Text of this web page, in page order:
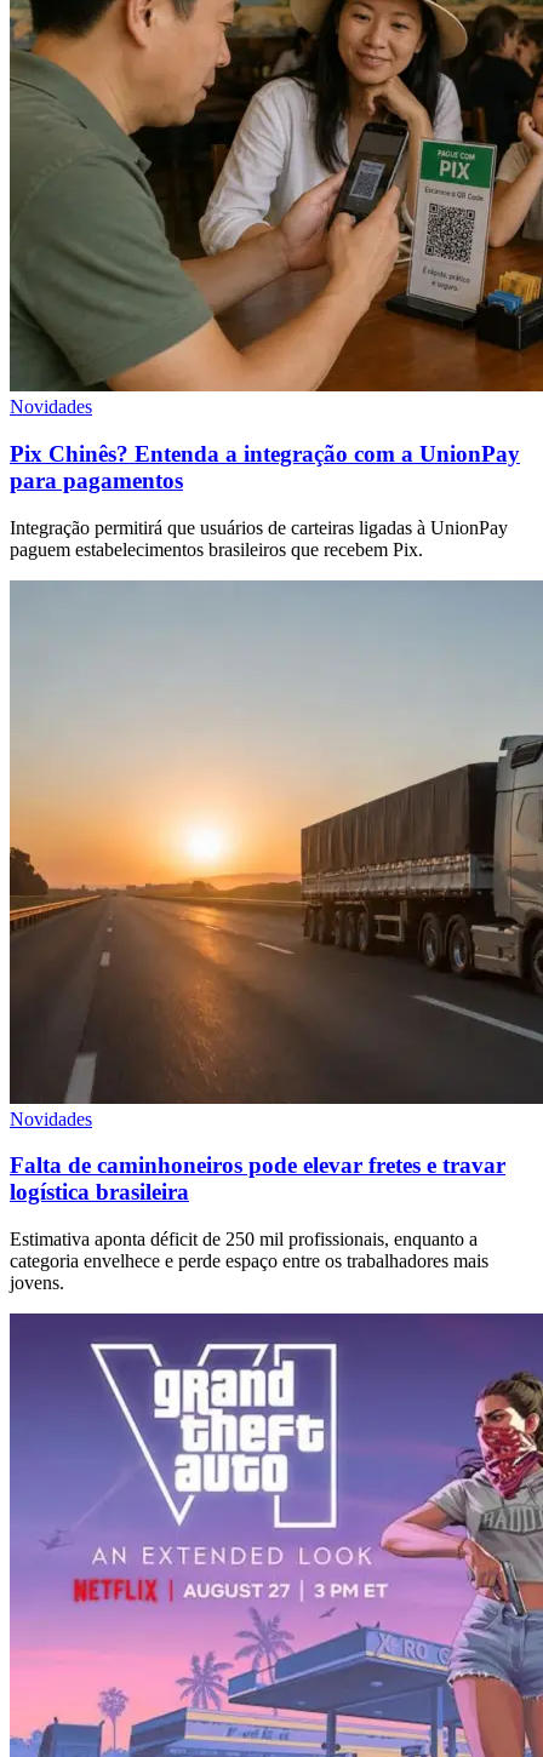
Novidades
Pix Chinês? Entenda a integração com a UnionPay
para pagamentos
Integração permitirá que usuários de carteiras ligadas à UnionPay
paguem estabelecimentos brasileiros que recebem Pix.
Novidades
Falta de caminhoneiros pode elevar fretes e travar
logística brasileira
Estimativa aponta déficit de 250 mil profissionais, enquanto a
categoria envelhece e perde espaço entre os trabalhadores mais
jovens.